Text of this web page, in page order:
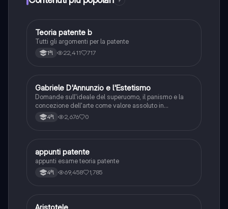
Altro
Teoria patente b
Tutti gli argomenti per la patente
1ªl 22,411 717
GItaliano
Gabriele D'Annunzio e l'Estetismo
Domande sull'ideale del superuomo, il panismo e la
concezione dell'arte come valore assoluto in
D'Annunzio.
4ªl 2,676 0
Altro
appunti patente
appunti esame teoria patente
4ªl 69,458 1,785
Filosofia